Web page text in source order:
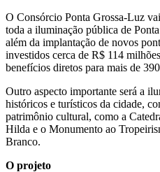
O Consórcio Ponta Grossa-Luz
toda a iluminação pública de
além da implantação de novos
investidos cerca de R$ 114
benefícios diretos para mais de
Outro aspecto importante será a
históricos e turísticos da cidade,
patrimônio cultural, como a
Hilda e o Monumento ao
Branco.
O projeto